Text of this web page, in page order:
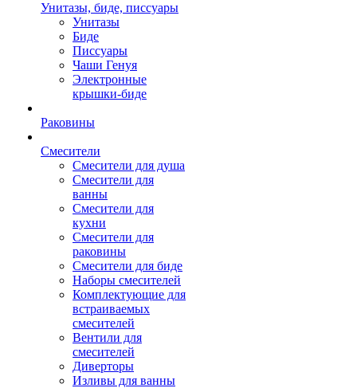
Унитазы, биде, писсуары
Унитазы
Биде
Писсуары
Чаши Генуя
Электронные
крышки-биде
Раковины
Смесители
Смесители для душа
Смесители для
ванны
Смесители для
кухни
Смесители для
раковины
Смесители для биде
Наборы смесителей
Комплектующие для
встраиваемых
смесителей
Вентили для
смесителей
Диверторы
Изливы для ванны